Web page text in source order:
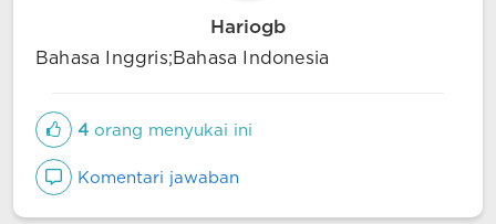
Hariogb
Bahasa Inggris;Bahasa Indonesia
4 orang menyukai ini
Komentari jawaban